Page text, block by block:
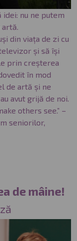
idei: nu ne putem
din viața de zi cu
și să își
prin creșterea
în mod
de artă și ne
avut grijă de noi.
others see.” –
seniorilor,
de mâine!